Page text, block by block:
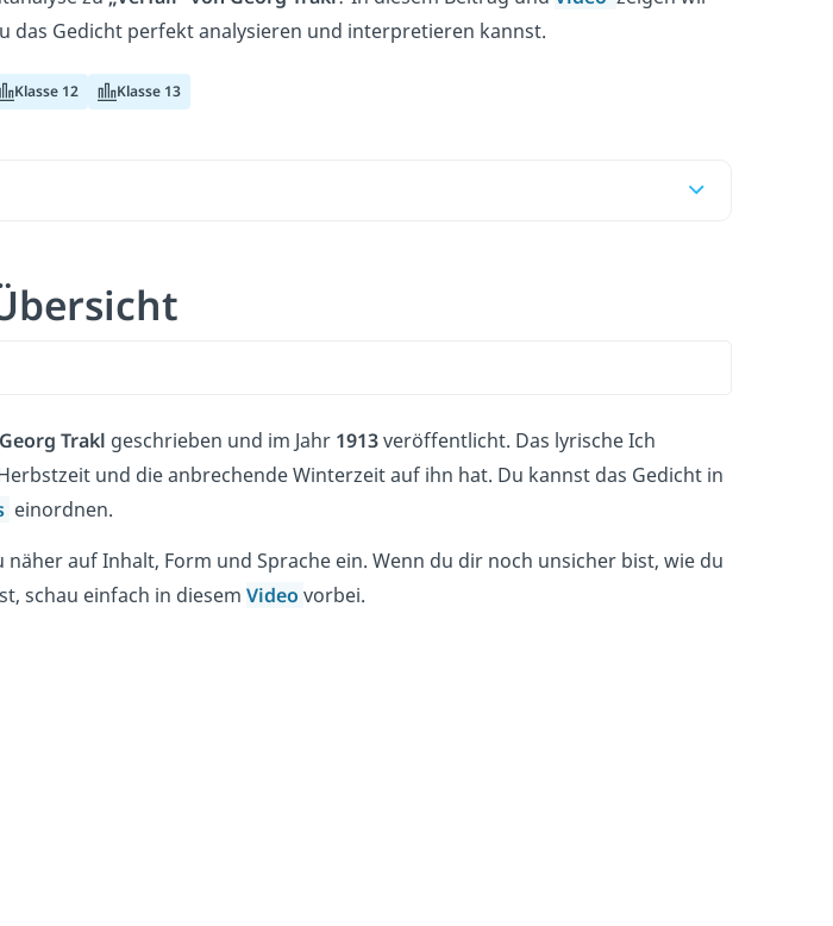
das Gedicht perfekt analysieren und interpretieren kannst.
Klasse 12 Klasse 13
Georg Trakl geschrieben und im Jahr 1913veröffentlicht. Das lyrische Ich
und die anbrechende Winterzeit auf ihn hat. Du kannst das Gedicht in
einordnen.
näher auf Inhalt, Form und Sprache ein. Wenn du dir noch unsicher bist, wie du
schau einfach in diesem Video vorbei.